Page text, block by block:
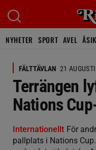
NYHETER SPORT AVEL
FÄLTTÄVLAN 21
Terrängen
Nations
Internationellt För
pallplats i Nations